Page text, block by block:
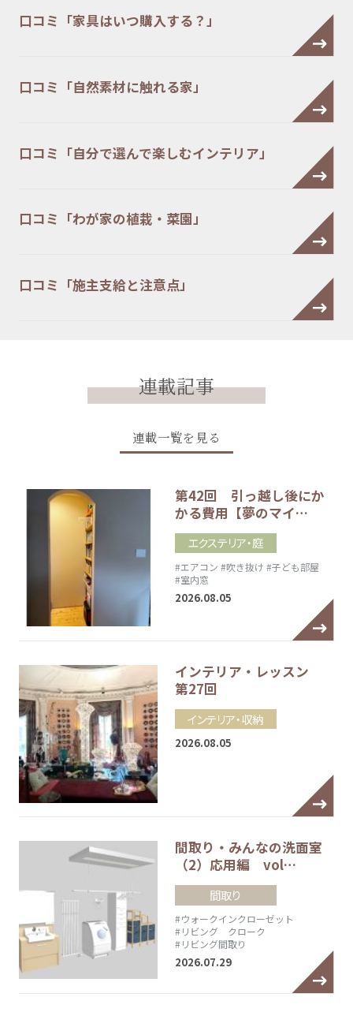
口コミ「家具はいつ購入する？」
口コミ「自然素材に触れる家」
口コミ「自分で選んで楽しむインテリア」
口コミ「わが家の植栽・菜園」
口コミ「施主支給と注意点」
連載記事
連載一覧を見る
第42回 引っ越し後にか
かる費用【夢のマイ…
エクステリア・庭
#エアコン #吹き抜け #子ども部屋
#室内窓
2026.08.05
インテリア・レッスン
第27回
インテリア・収納
2026.08.05
間取り・みんなの洗面室
（2）応用編 vol…
間取り
#ウォークインクローゼット
#リビング クローク
#リビング間取り
2026.07.29